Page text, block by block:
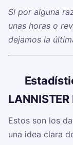
Si por alguna
unas horas o
dejamos la
LANNISTER
Estos son los
una idea clara